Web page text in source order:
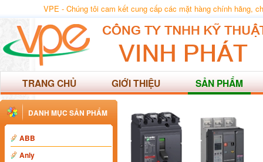
VPE - Chúng tôi cam kết cung cấp các mặt hàng chính hãng,
TRANG CHỦ GIỚI THIỆU SẢN PHẨM
DANH MỤC SẢN PHẨM
ABB
Anly